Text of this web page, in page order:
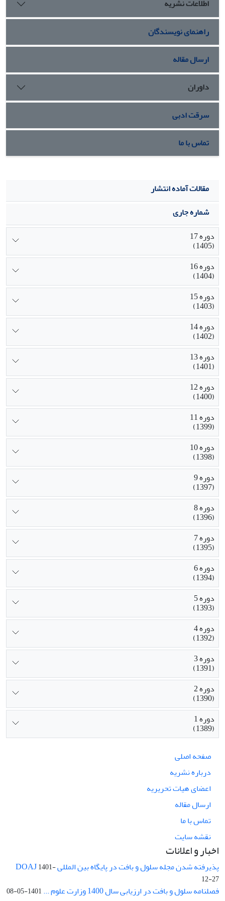
این ساختار ممکن است امکان ایجاد یک مدل حیوانی در جنین‌های
مرغ با نقص، از جمله حفره خالی اندام یا بافت، را فراهم کند.
چنین مدلی امکان بررسی و درمان نقص‌ها را با استفاده از
داروها و رده‌های سلولی خاص فراهم می‌کند.
اطلاعات نشریه
راهنمای نویسندگان
ارسال مقاله
داوران
سرقت ادبی
تماس با ما
مقالات آماده انتشار
شماره جاری
دوره 17
(1405)
دوره 16
(1404)
دوره 15
(1403)
دوره 14
(1402)
دوره 13
(1401)
دوره 12
(1400)
دوره 11
(1399)
دوره 10
(1398)
دوره 9
(1397)
دوره 8
(1396)
دوره 7
(1395)
دوره 6
(1394)
دوره 5
(1393)
دوره 4
(1392)
دوره 3
(1391)
دوره 2
(1390)
دوره 1
(1389)
صفحه اصلی
درباره نشریه
اعضای هیات تحریریه
ارسال مقاله
تماس با ما
نقشه سایت
اخبار و اعلانات
پذیرفته شدن مجله سلول و بافت در پایگاه بین المللی DOAJ1401-
12-27
فصلنامه سلول و بافت در ارزیابی سال 1400 وزارت علوم ... 1401-05-08